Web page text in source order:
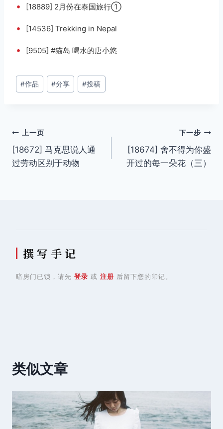
• [18889] 2月份在泰国旅行①
• [14536] Trekking in Nepal
• [9505] #猫岛 喝水的唐小悠
文
章
#作品 #分享 #投稿
文
章
上一页
[18672] 马克思说人通
过劳动区别于动物
下一步
[18674] 舍不得为你盛
开过的每一朵花（三）
撰 写 手 记
暗房门已锁，请先 登录 或 注册 后留下您的印记。
类似文章